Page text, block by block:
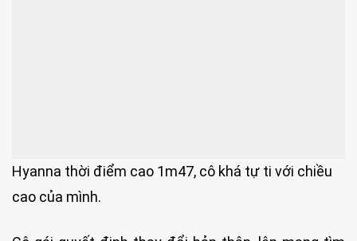
Hyanna thời điểm cao 1m47, cô khá tự ti với chiều
cao của mình.